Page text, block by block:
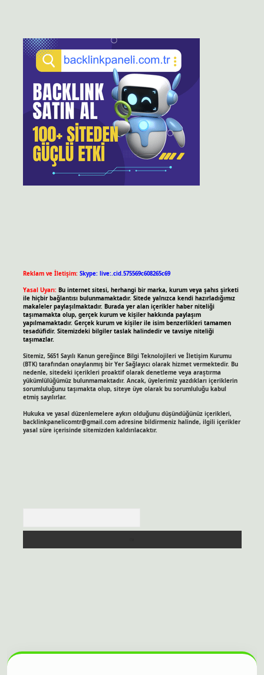
Reklam ve İletişim: Skype: live:.cid.575569c608265c69
Yasal Uyarı: Bu internet sitesi, herhangi bir marka, kurum veya şahıs şirketi
ile hiçbir bağlantısı bulunmamaktadır. Sitede yalnızca kendi hazırladığımız
makaleler paylaşılmaktadır. Burada yer alan içerikler haber niteliği
taşımamakta olup, gerçek kurum ve kişiler hakkında paylaşım
yapılmamaktadır. Gerçek kurum ve kişiler ile isim benzerlikleri tamamen
tesadüfidir. Sitemizdeki bilgiler taslak halindedir ve tavsiye niteliği
taşımazlar.
Sitemiz, 5651 Sayılı Kanun gereğince Bilgi Teknolojileri ve İletişim Kurumu
(BTK) tarafından onaylanmış bir Yer Sağlayıcı olarak hizmet vermektedir. Bu
nedenle, sitedeki içerikleri proaktif olarak denetleme veya araştırma
yükümlülüğümüz bulunmamaktadır. Ancak, üyelerimiz yazdıkları içeriklerin
sorumluluğunu taşımakta olup, siteye üye olarak bu sorumluluğu kabul
etmiş sayılırlar.
Hukuka ve yasal düzenlemelere aykırı olduğunu düşündüğünüz içerikleri,
backlinkpanelicomtr@gmail.comadresine bildirmeniz halinde, ilgili içerikler
yasal süre içerisinde sitemizden kaldırılacaktır.